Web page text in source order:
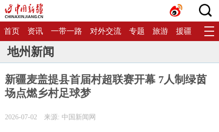
首页 资讯 一带一路 对外交流 专题 旅游 援疆 生态
地州新闻
新疆麦盖提县首届村超联赛开幕 7人制绿茵
场点燃乡村足球梦
2026-07-02 来源: 中国新闻网